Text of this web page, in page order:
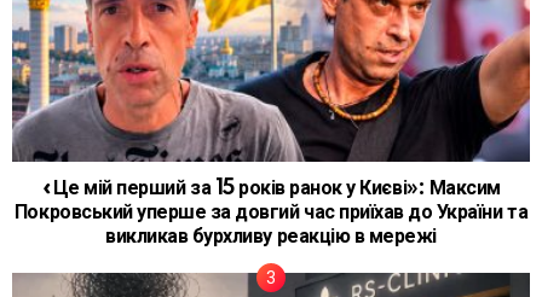
«Це мій перший за 15 років ранок у Києві»: Максим
Покровський уперше за довгий час приїхав до України та
викликав бурхливу реакцію в мережі